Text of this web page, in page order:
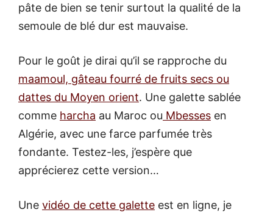
pâte de bien se tenir surtout la qualité de la
semoule de blé dur est mauvaise.
Pour le goût je dirai qu’il se rapproche du
maamoul, gâteau fourré de fruits secs ou
dattes du Moyen orient. Une galette sablée
comme harcha au Maroc ou Mbesses en
Algérie, avec une farce parfumée très
fondante. Testez-les, j’espère que
apprécierez cette version…
Une vidéo de cette galette est en ligne, je